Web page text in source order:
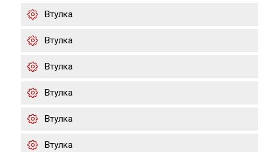
Втулка
Втулка
Втулка
Втулка
Втулка
Втулка